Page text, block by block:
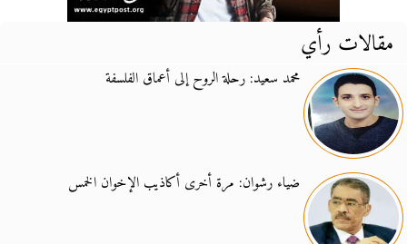
مقالات رأي
محمد سعيد: رحلة الروح إلى أعماق الفلسفة
ضياء رشوان: مرة أخرى أكاذيب الإخوان الخمس